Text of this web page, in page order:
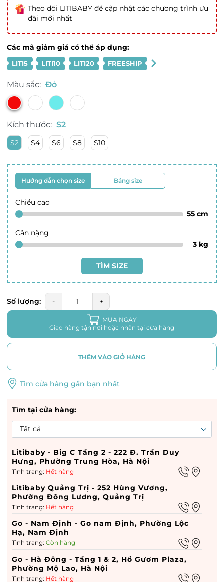
Theo dõi LITIBABY để cập nhật các chương trình ưu
đãi mới nhất
Các mã giảm giá có thể áp dụng:
LITI5 LITI10 LITI20 FREESHIP
Màu sắc: Đỏ
Kích thước: S2
S2 S4 S6 S8 S10
Hướng dẫn chọn size Bảng size
Chiều cao
55 cm
Cân nặng
3 kg
TÌM SIZE
Số lượng: - +
MUA NGAY
Giao hàng tận nơi hoặc nhận tại cửa hàng
THÊM VÀO GIỎ HÀNG
Tìm cửa hàng gần bạn nhất
Tìm tại cửa hàng:
Litibaby - Big C Tầng 2 - 222 Đ. Trần Duy
Hưng, Phường Trung Hòa, Hà Nội
Tình trạng: Hết hàng
Litibaby Quảng Trị - 252 Hùng Vương,
Phường Đông Lương, Quảng Trị
Tình trạng: Hết hàng
Go - Nam Định - Go nam Định, Phường Lộc
Hạ, Nam Định
Tình trạng: Còn hàng
Go - Hà Đông - Tầng 1 & 2, Hồ Gươm Plaza,
Phường Mộ Lao, Hà Nội
Tình trạng: Hết hàng